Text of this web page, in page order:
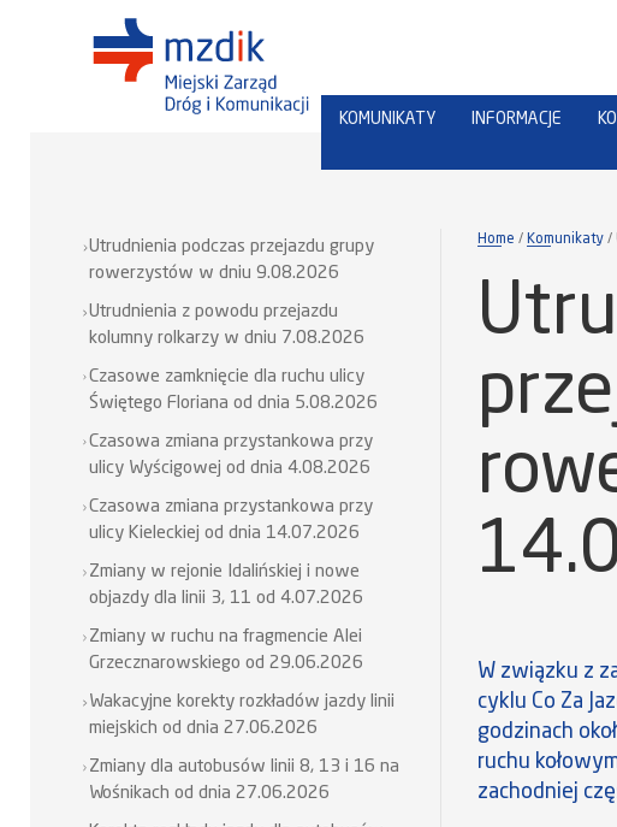
KOMUNIKATY INFORMACJE
Home Komunikaty
W związku z
cyklu Co Za
godzinach
ruchu
zachodniej
Utrudnienia podczas przejazdu grupy
rowerzystów w dniu 9.08.2026
Utrudnienia z powodu przejazdu
kolumny rolkarzy w dniu 7.08.2026
Czasowe zamknięcie dla ruchu ulicy
Świętego Floriana od dnia 5.08.2026
Czasowa zmiana przystankowa przy
ulicy Wyścigowej od dnia 4.08.2026
Czasowa zmiana przystankowa przy
ulicy Kieleckiej od dnia 14.07.2026
Zmiany w rejonie Idalińskiej i nowe
objazdy dla linii 3, 11 od 4.07.2026
Zmiany w ruchu na fragmencie Alei
Grzecznarowskiego od 29.06.2026
Wakacyjne korekty rozkładów jazdy linii
miejskich od dnia 27.06.2026
Zmiany dla autobusów linii 8, 13 i 16 na
Wośnikach od dnia 27.06.2026